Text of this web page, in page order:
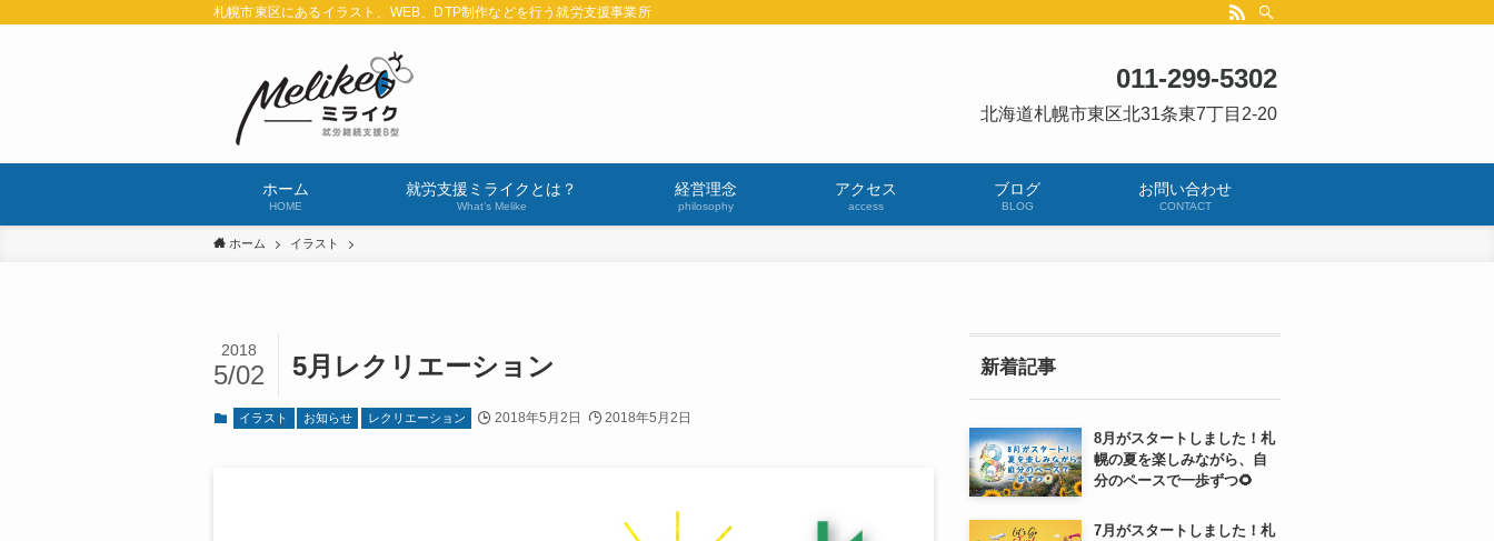
札幌市東区にあるイラスト、WEB、DTP制作などを行う就労支援事業所
ホーム
HOME
就労支援ミライクとは？
What’s Melike
経営理念
philosophy
アクセス
access
ブログ
BLOG
お問い合わせ
CONTACT
011-299-5302
北海道札幌市東区北31条東7丁目2-20
ホーム イラスト
5月レクリエーション
2018
5/02
イラスト お知らせ レクリエーション 2018年5月2日 2018年5月2日
新着記事
8月がスタートしました！札
幌の夏を楽しみながら、自
分のペースで一歩ずつ🌻
7月がスタートしました！札